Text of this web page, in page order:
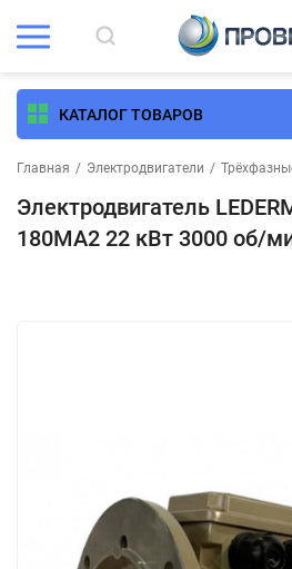
КАТАЛОГ ТОВАРОВ
Главная / Электродвигатели /
Электродвигатель
180MA2 22 кВт 3000 об/